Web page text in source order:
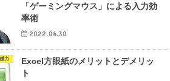
「ゲーミングマウス」による入力効
率術
2022.06.30
力
Excel方眼紙のメリットとデメリッ
ト